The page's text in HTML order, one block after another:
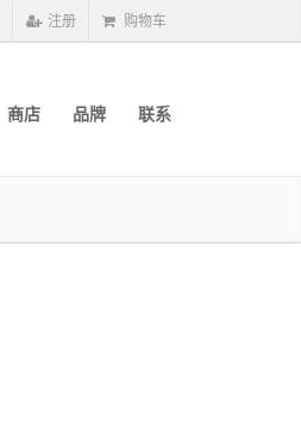
注册 购物车
商店 品牌 联系